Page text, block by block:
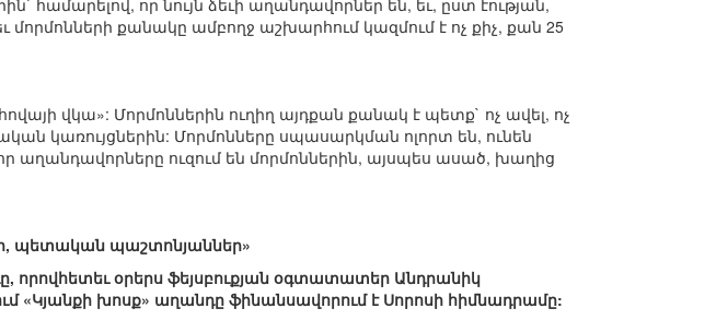
համարելով, որ նույն ձեւի աղանդավորներ են, եւ, ըստ էության,
մորմոնների քանակը ամբողջ աշխարհում կազմում է ոչ քիչ, քան 25
վկա»: Մորմոններին ուղիղ այդքան քանակ է պետք` ոչ ավել, ոչ
կառույցներին: Մորմոնները սպասարկման ոլորտ են, ունեն
աղանդավորները ուզում են մորմոններին, այսպես ասած, խաղից
պետական պաշտոնյաններ»
որովհետեւ օրերս ֆեյսբուքյան օգտատատեր Անդրանիկ
«Կյանքի խոսք» աղանդը ֆինանսավորում է Սորոսի հիմնադրամը: